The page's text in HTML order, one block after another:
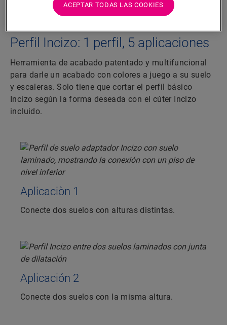
Perfil Incizo: 1 perfil, 5 aplicaciones
Herramienta de acabado patentado y multifuncional
para darle un acabado con colores a juego a su suelo
y escaleras. Solo tiene que cortar el perfil básico
Incizo según la forma deseada con el cúter Incizo
incluido.
Aplicaciòn 1
Conecte dos suelos con alturas distintas.
Aplicación 2
Conecte dos suelos con la misma altura.
ACEPTAR TODAS LAS COOKIES